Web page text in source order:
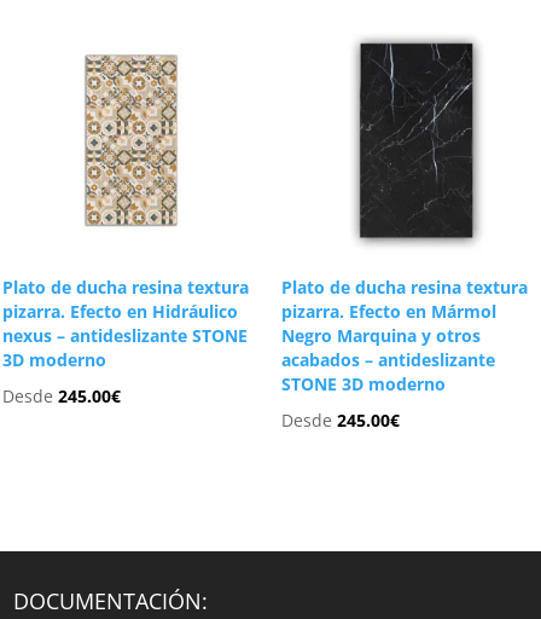
Plato de ducha resina textura
pizarra. Efecto en Hidráulico
nexus – antideslizante STONE
3D moderno
Desde245.00€
Plato de ducha resina textura
pizarra. Efecto en Mármol
Negro Marquina y otros
acabados – antideslizante
STONE 3D moderno
Desde 245.00€
DOCUMENTACIÓN: